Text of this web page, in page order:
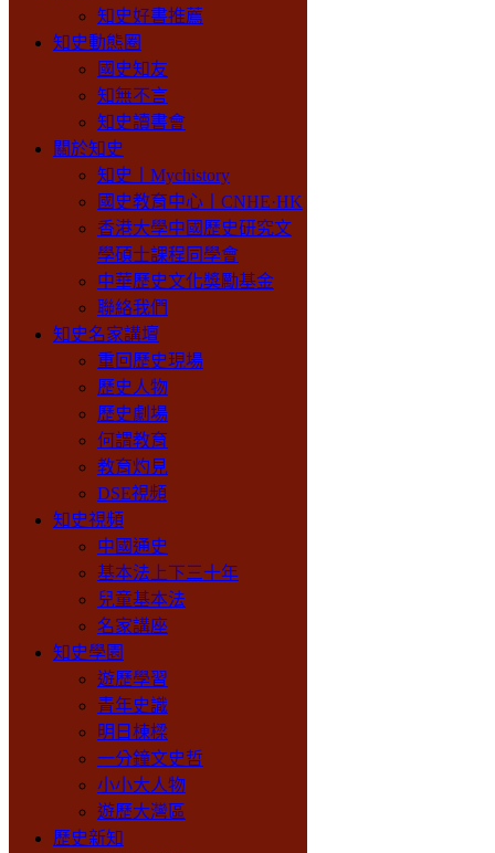
知史好書推薦
知史動態圈
國史知友
知無不言
知史讀書會
關於知史
知史丨Mychistory
國史教育中心丨CNHE·HK
香港大學中國歷史研究文
學碩士課程同學會
中華歷史文化獎勵基金
聯絡我們
知史名家講壇
重回歷史現場
歷史人物
歷史劇場
何謂教育
教育灼見
DSE視頻
知史視頻
中國通史
基本法上下三十年
兒童基本法
名家講座
知史學園
遊歷學習
青年史識
明日棟樑
一分鐘文史哲
小小大人物
遊歷大灣區
歷史新知